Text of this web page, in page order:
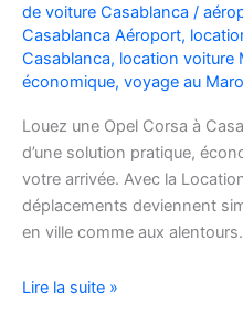
de voiture Casablanca /
Casablanca Aéroport,
Casablanca, location voiture
économique, voyage au
Louez une Opel Corsa à
d’une solution pratique,
votre arrivée. Avec la
déplacements deviennent
en ville comme aux alentours.
Location
Lire la suite »